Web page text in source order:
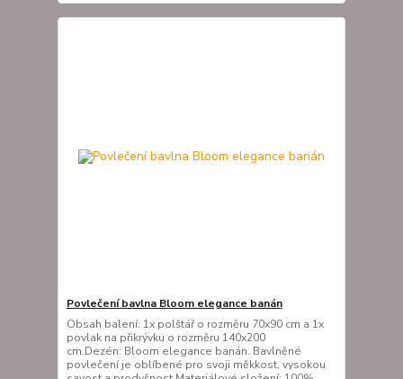
Povlečení bavlna Bloom elegance banán
Obsah balení: 1x polštář o rozměru 70x90 cm a 1x
povlak na přikrývku o rozměru 140x200
cm.Dezén: Bloom elegance banán. Bavlněné
povlečení je oblíbené pro svoji měkkost, vysokou